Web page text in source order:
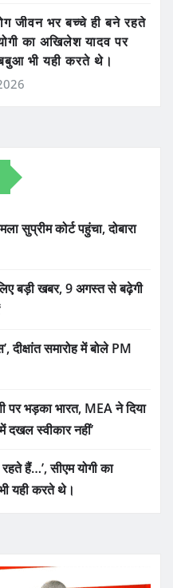
जीवन भर बच्चे ही बने रहते
का अखिलेश यादव पर
भी यही करते थे।
सुप्रीम कोर्ट पहुंचा, दोबारा
बड़ी खबर, 9 अगस्त से बढ़ेगी
दीक्षांत समारोह में बोले PM
पर भड़का भारत, MEA ने दिया
दखल स्वीकार नहीं’
हैं…’, सीएम योगी का
यही करते थे।